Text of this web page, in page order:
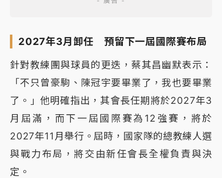
2027年3月卸任 預留下一屆國際賽布局
針對教練團與球員的更迭，蔡其昌幽默表示：
「不只曾豪駒、陳冠宇要畢業了，我也要畢業
了。」他明確指出，其會長任期將於2027年3
月屆滿，而下一屆國際賽為12強賽，將於
2027年11月舉行。屆時，國家隊的總教練人選
與戰力布局，將交由新任會長全權負責與決
定。